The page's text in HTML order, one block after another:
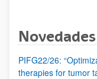
PIFG22/26:
therapies for tumor